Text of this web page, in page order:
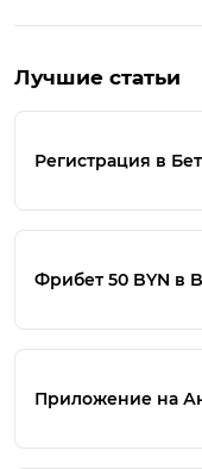
Лучшие статьи
Регистрация в
Фрибет 50 BYN в
Приложение на